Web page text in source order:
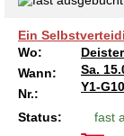
Ein
Wo:
Wann:
Sa.
Nr.:
Y1-
Status: fast